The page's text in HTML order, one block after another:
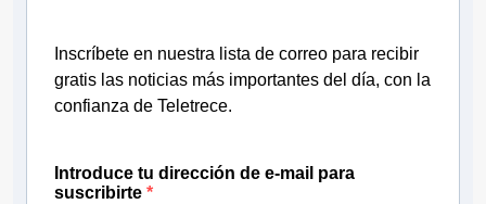
Inscríbete en nuestra lista de correo para recibir
gratis las noticias más importantes del día, con la
confianza de Teletrece.
Introduce tu dirección de e-mail para
suscribirte